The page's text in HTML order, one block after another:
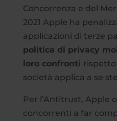
Concorrenza e del
2021 Apple ha
applicazioni di terze
politica di privacy
loro confronti rispetto
società applica a se
Per l’Antitrust, Apple
concorrenti a far